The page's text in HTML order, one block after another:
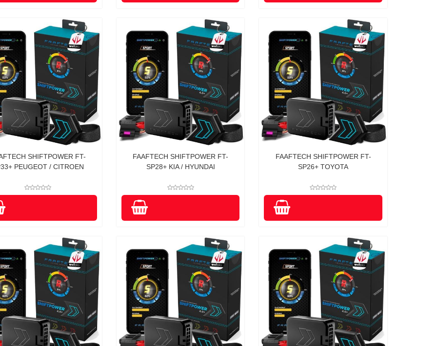
SHIFTPOWER FT-
PEUGEOT / CITROEN
FAAFTECH SHIFTPOWER FT-
SP28+ KIA / HYUNDAI
FAAFTECH SHIFTPOWER FT-
SP26+ TOYOTA